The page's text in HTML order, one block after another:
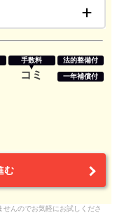
手数料
コミ
法的整備付
一年補償付
む
んのでお気軽にお試しくださ